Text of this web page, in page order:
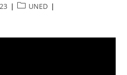
Categoría
entrada:
UNED